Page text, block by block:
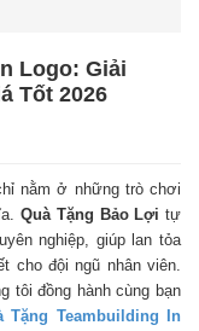
Logo: Giải
Tốt 2026
nằm ở những trò chơi
Quà Tặng Bảo Lợi tự
nghiệp, giúp lan tỏa
cho đội ngũ nhân viên.
tôi đồng hành cùng bạn
Tặng Teambuilding In